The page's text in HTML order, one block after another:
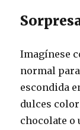
Imagínese
normal
escondida
dulces
chocolate o